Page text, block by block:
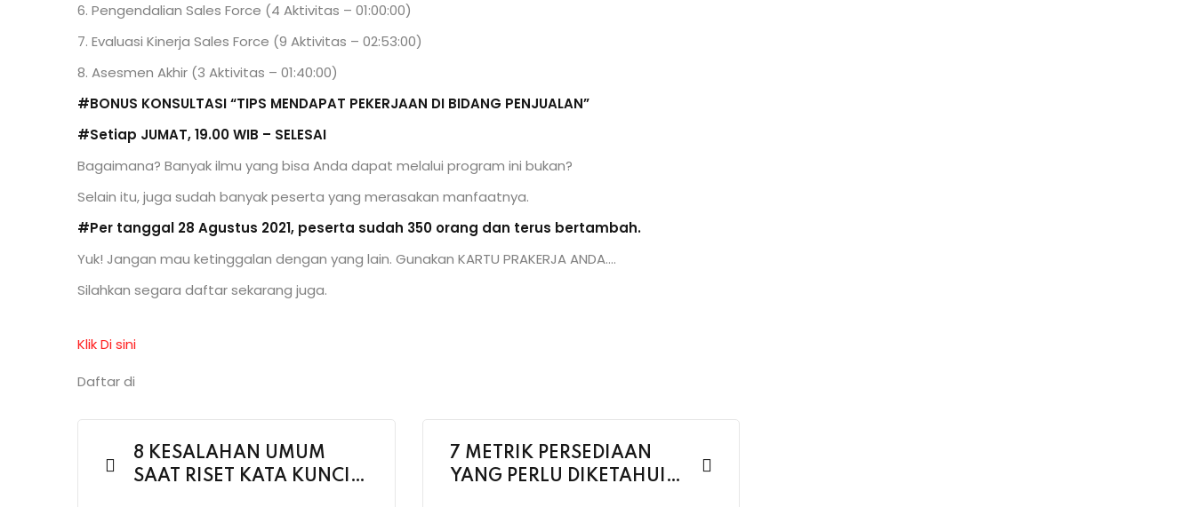
6. Pengendalian Sales Force (4 Aktivitas – 01:00:00)
7. Evaluasi Kinerja Sales Force (9 Aktivitas – 02:53:00)
8. Asesmen Akhir (3 Aktivitas – 01:40:00)
#BONUS KONSULTASI “TIPS MENDAPAT PEKERJAAN DI BIDANG PENJUALAN”
#Setiap JUMAT, 19.00 WIB – SELESAI
Bagaimana? Banyak ilmu yang bisa Anda dapat melalui program ini bukan?
Selain itu, juga sudah banyak peserta yang merasakan manfaatnya.
#Per tanggal 28 Agustus 2021, peserta sudah 350 orang dan terus bertambah.
Yuk! Jangan mau ketinggalan dengan yang lain. Gunakan KARTU PRAKERJA ANDA….
Silahkan segara daftar sekarang juga.
Klik Di sini
Daftar di
8 KESALAHAN UMUM
SAAT RISET KATA KUNCI
7 METRIK PERSEDIAAN
YANG PERLU DIKETAHUI